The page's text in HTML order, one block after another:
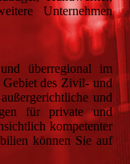
Unternehmen
überregional im
des Zivil- und
und
für private und
kompetenter
können Sie auf